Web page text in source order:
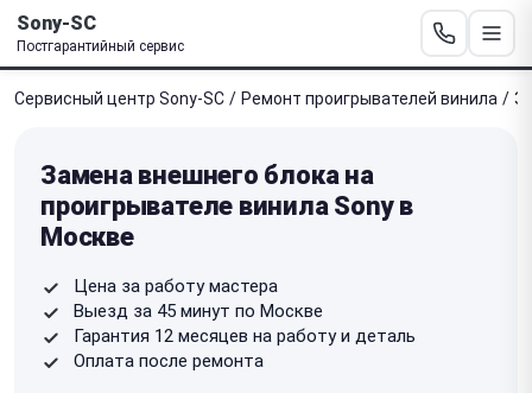
Sony-SC
Постгарантийный сервис
Сервисный центр Sony-SC / Ремонт проигрывателей винила /
Замена внешнего блока на
проигрывателе винила Sony в
Москве
Цена за работу мастера
Выезд за 45 минут по Москве
Гарантия 12 месяцев на работу и деталь
Оплата после ремонта